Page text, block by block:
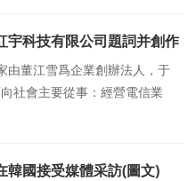
宇科技有限公司題詞并創作
由董江雪爲企業創辦法人，于
社會主要從事：經營電信業
咨詢、技術服
韓國接受媒體采訪(圖文)